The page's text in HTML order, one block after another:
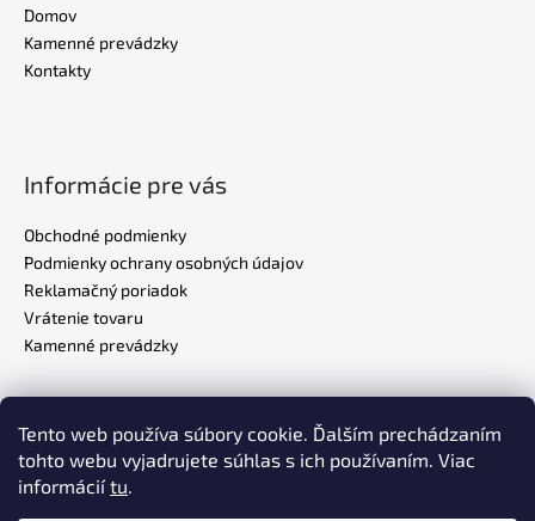
Tento web používa súbory cookie. Ďalším prechádzaním
tohto webu vyjadrujete súhlas s ich používaním. Viac
informáciítu.
Domov
Kamenné prevádzky
Kontakty
Informácie pre vás
Obchodné podmienky
Podmienky ochrany osobných údajov
Reklamačný poriadok
Vrátenie tovaru
Kamenné prevádzky
Realizovalo štúdioADATELIER